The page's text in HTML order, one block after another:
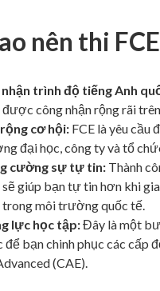
nên thi
nhận trình độ tiếng Anh
được công nhận rộng rãi
cơ hội: FCE là yêu cầu
đại học, công ty và tổ
cường sự tự tin: Thành
sẽ giúp bạn tự tin hơn khi
trong môi trường quốc tế.
lực học tập:Đây là một
để bạn chinh phục các cấp
(CAE).